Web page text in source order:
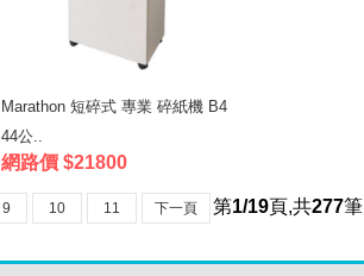
Marathon 短碎式 專業 碎紙機 B4
44公..
網路價 $21800
9 10 11 下一頁 第1/19頁,共277筆